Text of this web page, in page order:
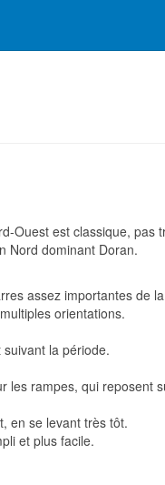
Ouest est classique, pas
Nord dominant Doran.
assez importantes de
orientations.
la période.
les rampes, qui reposent
en se levant très tôt.
et plus facile.